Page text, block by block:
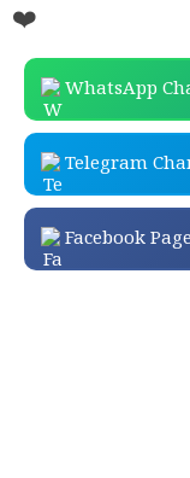
❤️
WhatsApp
Telegram
Facebook Page